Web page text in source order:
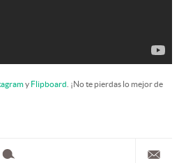
y Flipboard . ¡No te pierdas lo mejor de